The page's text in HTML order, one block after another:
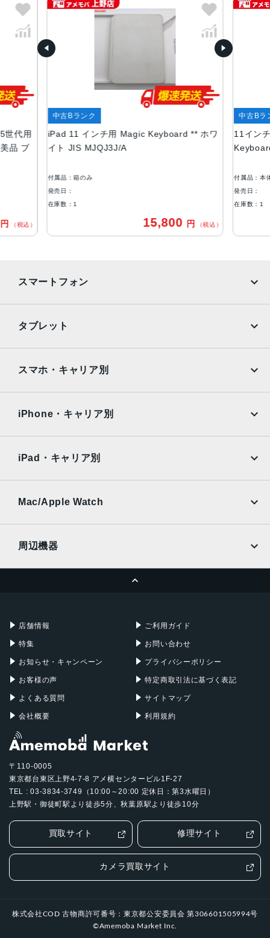
世代用
品 ブ
円 （税込）
iPad 11 インチ用 Magic Keyboard ** ホワ
イト JIS MJQJ3J/A
中古Bランク
付属品：箱のみ
発売日：
在庫数：1
15,800 円 （税込）
11イン
中古Bラ
付属品：本
発売日：
在庫数：1
スマートフォン
AQUOS
OPPO Android
タブレット
Surface
Xiaomi Tablet
スマホ・キャリア別
Ymobile
UQmobile
iPhone・キャリア別
Ymobile
UQmobile
iPad・キャリア別
Mac/Apple Watch
周辺機器
店舗情報
特集
お知らせ・キャンペーン
お客様の声
よくある質問
会社概要
ご利用ガイド
お問い合わせ
プライバシーポリシー
特定商取引法に基づく表記
サイトマップ
利用規約
〒110-0005
東京都台東区上野4-7-8 アメ横センタービル1F-27
TEL : 03-3834-3749（10:00～20:00 定休日：第3水曜日）
上野駅・御徒町駅より徒歩5分、秋葉原駅より徒歩10分
買取サイト 修理サイト
カメラ買取サイト
株式会社COD 古物商許可番号：東京都公安委員会 第306601505994号
©Amemoba Market Inc.